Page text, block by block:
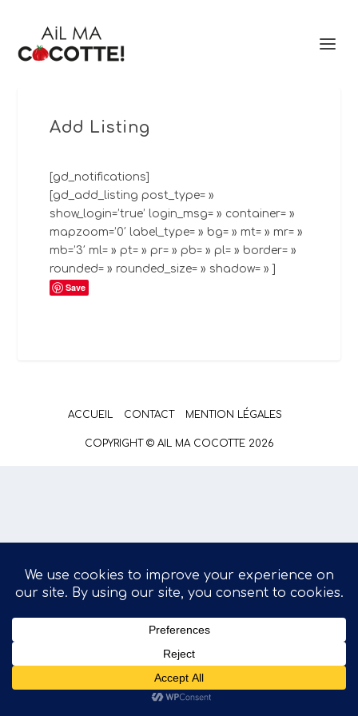
Add Listing
[gd_notifications]
[gd_add_listing post_type= »
show_login=’true’ login_msg= » container= »
mapzoom=’0′ label_type= » bg= » mt= » mr= »
mb=’3′ ml= » pt= » pr= » pb= » pl= » border= »
rounded= » rounded_size= » shadow= » ]
Save
ACCUEIL CONTACT MENTION LÉGALES
COPYRIGHT © AIL MA COCOTTE 2026